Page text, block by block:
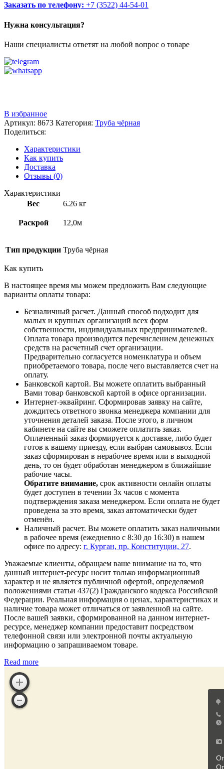
Заказать по телефону: +7 (3522) 44-54-01
Нужна консультация?
Наши специалисты ответят на любой вопрос о товаре
В избранное
Артикул: 8673 Категория: Труба чёрная
Поделиться:
Характеристики
Как купить
Доставка
Отзывы (0)
Характеристики
Вес
6.26 кг
Раскрой 12,0м
Тип продукции Труба чёрная
Как купить
В настоящее время мы можем предложить Вам следующие
варианты оплаты товара:
Безналичный расчет. Данный способ подходит для
малых и крупных организаций всех форм
собственности, индивидуальных предпринимателей.
Оплата товара производится перечислением денежных
средств на расчетный счет организации.
Предварительно согласуется номенклатура и объем
приобретаемого товара, после чего выставляется счет на
оплату.
Банковской картой. Вы можете оплатить выбранный
Вами товар банковской картой в офисе организации.
Интернет-эквайринг. Сформировав заявку на сайте,
дождитесь ответного звонка менеджера компании для
уточнения деталей заказа. После этого, в личном
кабинете на сайте вы сможете оплатить заказ.
Оплаченный заказ формируется к доставке, либо будет
готов к вашему приезду, если выбран самовывоз. Если
заказ сформирован в нерабочее время или в выходной
день, то он будет обработан менеджером в ближайшие
рабочие часы.
Обратите внимание, срок активности онлайн оплаты
будет доступен в течении 3х часов с момента
подтверждения заказа менеджером. Если оплата не будет
проведена за это время, заказ автоматически будет
отменён.
Наличный расчет. Вы можете оплатить заказ наличными
в рабочее время (ежедневно с 8:30 до 16:30) в нашем
офисе по адресу: г. Курган, пр. Конституции, 27.
Уважаемые клиенты, обращаем ваше внимание на то, что
данный интернет-ресурс носит только информационный
характер и не является публичной офертой, определяемой
положениями статьи 437(2) Гражданского кодекса Российской
Федерации. Реальная информация о ценах, характеристиках и
наличие товара может отличаться от заявленной на сайте.
После вашей заявки, сформированной на данном интернет-
ресурсе, менеджер компании предоставит посредством
телефонной связи или электронной почты актуальную
информацию о запрашиваемом товаре.
Read more